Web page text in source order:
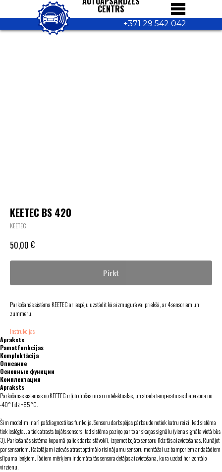
+371 29 542 042
CENTRS
KEETEC BS 420
KEETEC
50,00 €
Pirkt
Parkošanās sistēma KEETEC ar iespēju uzstādīt kā aizmugurē vai priekšā, ar 4 sensoriem un
zummeru.
Instrukcijas
Apraksts
Pamatfunkcijas
Komplektācija
Описание
Основные функции
Комплектация
Apraksts
Parkošanās sistēmas no KEETEC ir ļoti drošas un arī intelektuālas, un strādā temperatūras diapazonā no
-40° līdz +85°С.
Šim modelim ir arī pašdiagnostikas funkcija. Sensoru darbspējas pārbaude notiek katru reizi, kad sistēma
tiek ieslēgta. Ja tiek atrasts bojāts sensors, tad sistēma paziņo par to ar skaņas signālu (viena signāla vietā būs
3). Parkošanās sistēma kopumā paliek darba stāvoklī, izņemot bojāto sensoru līdz tās aizvietošanas. Runājot
par sensoriem. Ražotājam izdevās atrast optimālo risinājumu sensoru montāžai uz bamperiem ar dažādiem
slīpuma leņķiem. Tādiem mērķiem ir domāta tās sensora detāļas aizvietošana, kura uzdod horizontālo
virzienu.